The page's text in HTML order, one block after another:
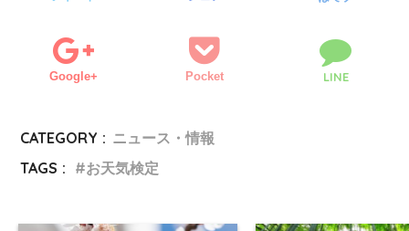
Google+ Pocket LINE
CATEGORY : ニュース・情報
TAGS :
お天気検定